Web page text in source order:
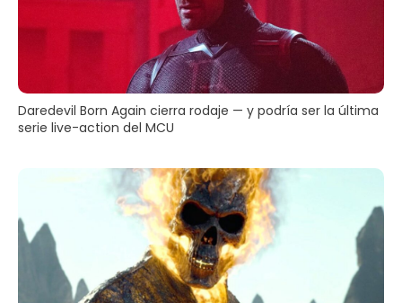
Daredevil Born Again cierra rodaje — y podría ser la última
serie live-action del MCU